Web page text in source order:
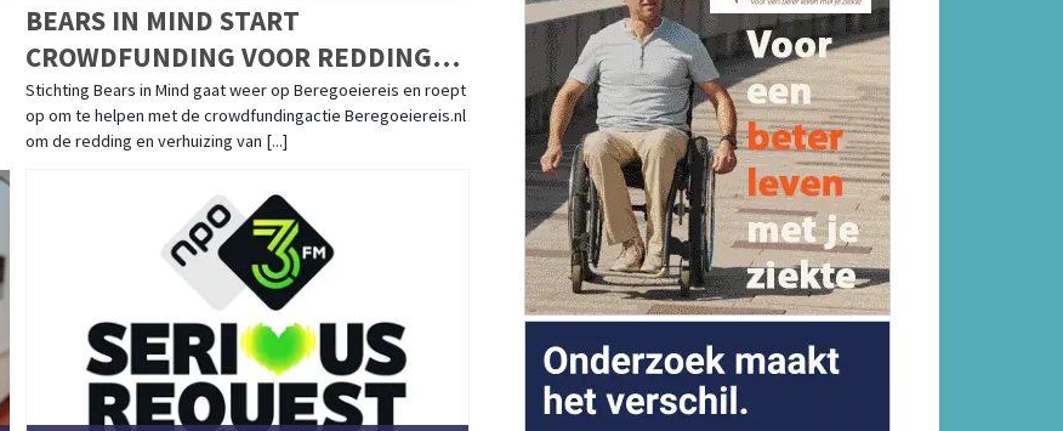
BEARS IN MIND START
CROWDFUNDING VOOR REDDING
BRUINE BEREN CINDY EN FELIPE
UIT AZERBEIDZJAN
Stichting Bears in Mind gaat weer op Beregoeiereis en roept
op om te helpen met de crowdfundingactie Beregoeiereis.nl
om de redding en verhuizing van [...]